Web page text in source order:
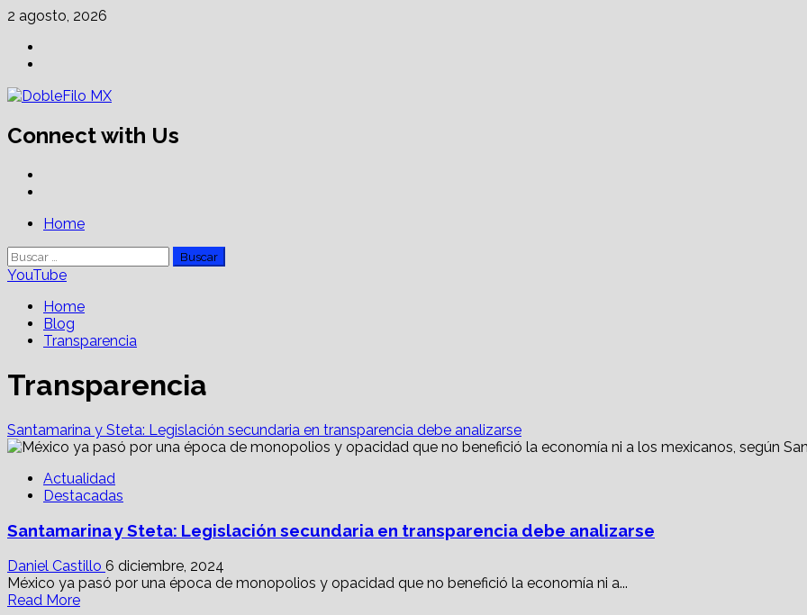
Skip
content
2 agosto, 2026
Connect with Us
PrimaryHome
Buscar:
YouTube
Home
Blog
Transparencia
Transparencia
Santamarina y Steta: Legislación secundaria en transparencia debe analizarse
Actualidad
Destacadas
Santamarina y Steta: Legislación secundaria en transparencia debe analizarse
Daniel Castillo 6 diciembre, 2024
México ya pasó por una época de monopolios y opacidad que no benefició la economía ni a...
Read MoreRead